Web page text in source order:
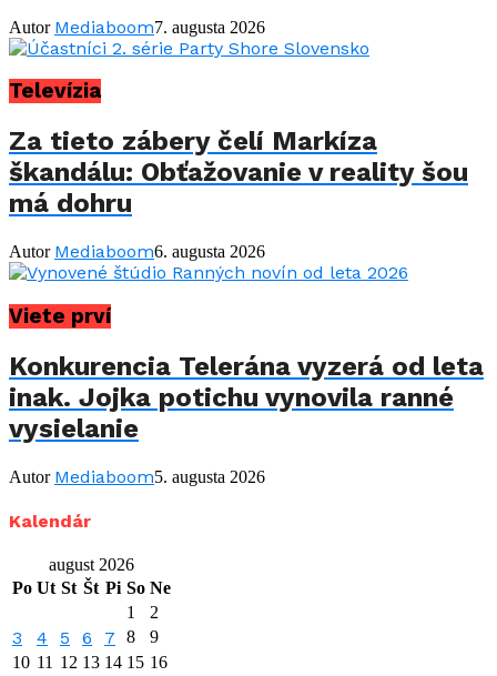
Autor Mediaboom7. augusta 2026
Televízia
Za tieto zábery čelí Markíza
škandálu: Obťažovanie v reality šou
má dohru
Autor Mediaboom6. augusta 2026
Viete prví
Konkurencia Telerána vyzerá od leta
inak. Jojka potichu vynovila ranné
vysielanie
Autor Mediaboom5. augusta 2026
Kalendár
august 2026
Po Ut St Št Pi So Ne
1
2
3 4 5 6 7 8
9
10 11 12 13 14 15 16